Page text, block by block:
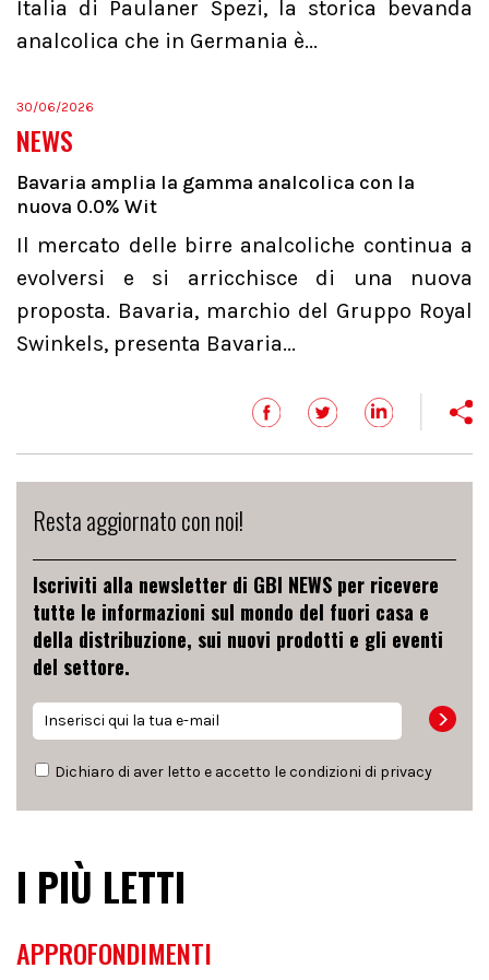
Italia di Paulaner Spezi, la storica bevanda
analcolica che in Germania è...
30/06/2026
NEWS
Bavaria amplia la gamma analcolica con la
nuova 0.0% Wit
Il mercato delle birre analcoliche continua a
evolversi e si arricchisce di una nuova
proposta. Bavaria, marchio del Gruppo Royal
Swinkels, presenta Bavaria...
Resta aggiornato con noi!
Iscriviti alla newsletter di GBI NEWS per ricevere
tutte le informazioni sul mondo del fuori casa e
della distribuzione, sui nuovi prodotti e gli eventi
del settore.
Dichiaro di aver letto e accetto le condizioni di privacy
I PIÙ LETTI
APPROFONDIMENTI